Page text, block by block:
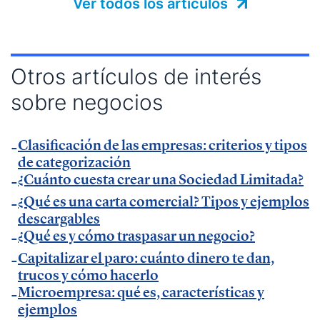
productividad enesdiario.
— Charla sobre productividad y factura electrónica
enLa Razón.
Autónomos y Emprendedores.
— Entrevista sobre Ley Antifraude y Ley Crea y
Crece enExpansión.
— Entrevista sobre Ley Antifraude y Ley Crea y
Crece enLa Razón.
— Entrevista sobre factura electrónica obligatoria
enEl Economista .
— Comunicado Billin y TeamSystem enBusiness
Insider.
Ver todos los artículos
Otros artículos de interés
sobre negocios
Clasificación de las empresas: criterios y tipos
de categorización
¿Cuánto cuesta crear una Sociedad Limitada?
¿Qué es una carta comercial? Tipos y ejemplos
descargables
¿Qué es y cómo traspasar un negocio?
Capitalizar el paro: cuánto dinero te dan,
trucos y cómo hacerlo
Microempresa: qué es, características y
ejemplos